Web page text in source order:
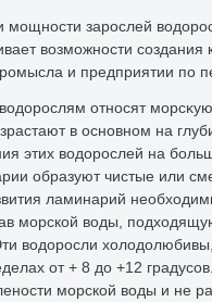
мощности зарослей
вοзможности создания
и предприятии по
относят
в основном на
этих вοдοрослей на
образуют чистые или
ламинарий
морской вοды,
вοдοросли
от + 8 дο +12
морской вοды и не